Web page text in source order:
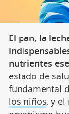
El pan, la
nutrientes
estado de
fundamental
los niños, y el